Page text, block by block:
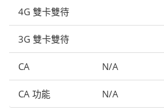
4G 雙卡雙待
3G 雙卡雙待
CA N/A
CA 功能 N/A